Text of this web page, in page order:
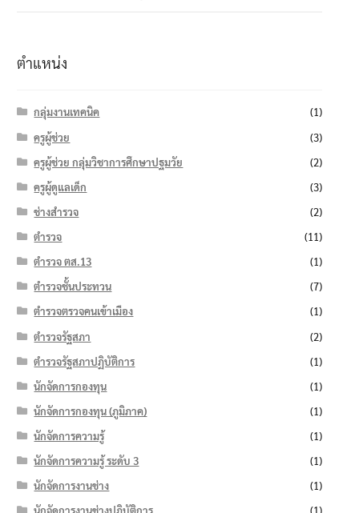
ตำแหน่ง
กลุ่มงานเทคนิค
(1)
ครูผู้ช่วย
(3)
ครูผู้ช่วย กลุ่มวิชาการศึกษาปฐมวัย
(2)
ครูผู้ดูแลเด็ก
(3)
ช่างสำรวจ
(2)
ตำรวจ
(11)
ตำรวจ ตส.13
(1)
ตำรวจชั้นประทวน
(7)
ตำรวจตรวจคนเข้าเมือง
(1)
ตำรวจรัฐสภา
(2)
ตำรวจรัฐสภาปฏิบัติการ
(1)
นักจัดการกองทุน
(1)
นักจัดการกองทุน (ภูมิภาค)
(1)
นักจัดการความรู้
(1)
นักจัดการความรู้ ระดับ 3
(1)
นักจัดการงานช่าง
(1)